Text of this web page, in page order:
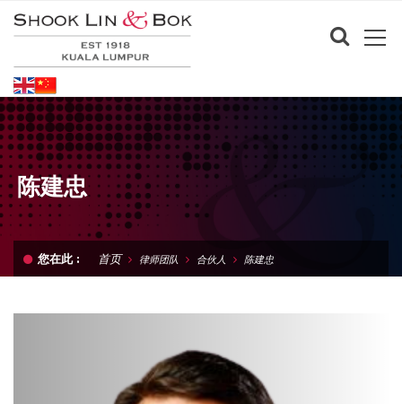
陈建忠
您在此 : 首页 律师团队 合伙人 陈建忠